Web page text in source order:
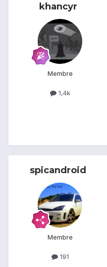
khancyr
Membre
1,4k
spicandroid
Membre
191